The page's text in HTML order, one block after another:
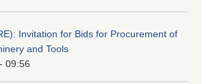
Invitation for Bids for Procurement of
and Tools
09:56